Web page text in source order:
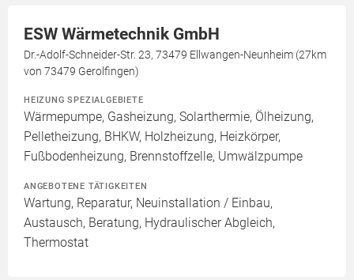
ESW Wärmetechnik GmbH
Dr.-Adolf-Schneider-Str. 23, 73479 Ellwangen-Neunheim (27km
von 73479 Gerolfingen)
HEIZUNG SPEZIALGEBIETE
Wärmepumpe, Gasheizung, Solarthermie, Ölheizung,
Pelletheizung, BHKW, Holzheizung, Heizkörper,
Fußbodenheizung, Brennstoffzelle, Umwälzpumpe
ANGEBOTENE TÄTIGKEITEN
Wartung, Reparatur, Neuinstallation / Einbau,
Austausch, Beratung, Hydraulischer Abgleich,
Thermostat